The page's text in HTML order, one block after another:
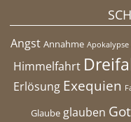
Angst Annahme Apokalypse
Himmelfahrt
Erlösung Exequien
Glaube glauben